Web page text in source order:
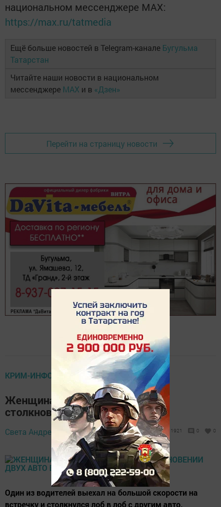
национальном мессенджере MАХ:
https://max.ru/tatmedia
Ещё больше новостей в Telegram-канале Бугульма
Татарстан
Читайте наши новости в национальном
мессенджере MAX и в «Дзен»
Перейти на страницу новости
КРИМ-ИНФО
Женщина погибла в лобовом
столкновении двух авто в РТ
Света Андреева, 18 января 2021 - 16:54 1921 0 0
Один из водителей выехал на большой скорости на
встречку и столкнулся лоб в лоб с другим авто.